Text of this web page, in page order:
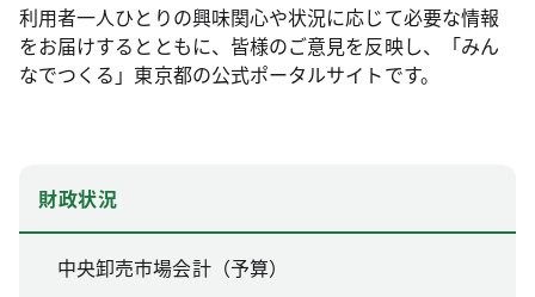
利用者一人ひとりの興味関心や状況に応じて必要な情報
をお届けするとともに、皆様のご意見を反映し、「みん
なでつくる」東京都の公式ポータルサイトです。
財政状況
中央卸売市場会計（予算）